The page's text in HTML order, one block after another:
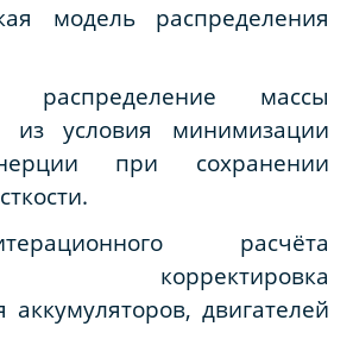
модель распределения
распределение массы
из условия минимизации
при сохранении
расчёта
корректировка
аккумуляторов, двигателей